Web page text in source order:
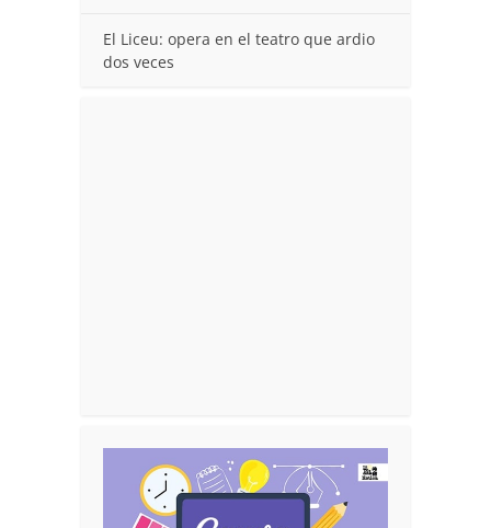
El Liceu: opera en el teatro que ardio
dos veces